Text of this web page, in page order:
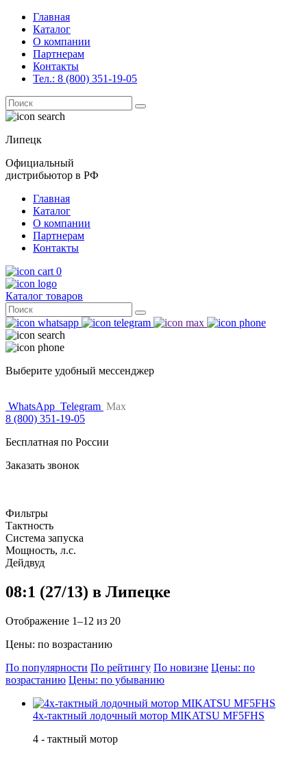
Главная
Каталог
О компании
Партнерам
Контакты
Тел.: 8 (800) 351-19-05
Поиск
for:
Липецк
Официальный
дистрибьютор в РФ
Главная
Каталог
О компании
Партнерам
Контакты
0
Каталог товаров
Поиск
for:
Выберите удобный мессенджер
WhatsApp Telegram Max
8 (800) 351-19-05
Бесплатная по России
Заказать звонок
Фильтры
Тактность
Система запуска
Мощность, л.с.
Дейдвуд
08:1 (27/13) в Липецке
Отображение 1–12 из 20
Цены: по возрастанию
По популярности По рейтингу По новизне Цены: по
возрастанию Цены: по убыванию
4х-тактный лодочный мотор MIKATSU MF5FHS
4 - тактный мотор